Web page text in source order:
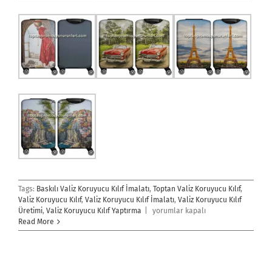
Tags: Baskılı Valiz Koruyucu Kılıf İmalatı, Toptan Valiz Koruyucu Kılıf,
Valiz Koruyucu Kılıf, Valiz Koruyucu Kılıf İmalatı, Valiz Koruyucu Kılıf
Üretimi, Valiz Koruyucu Kılıf Yaptırma
Valiz
Kılıf
yorumlar kapalı
Read More